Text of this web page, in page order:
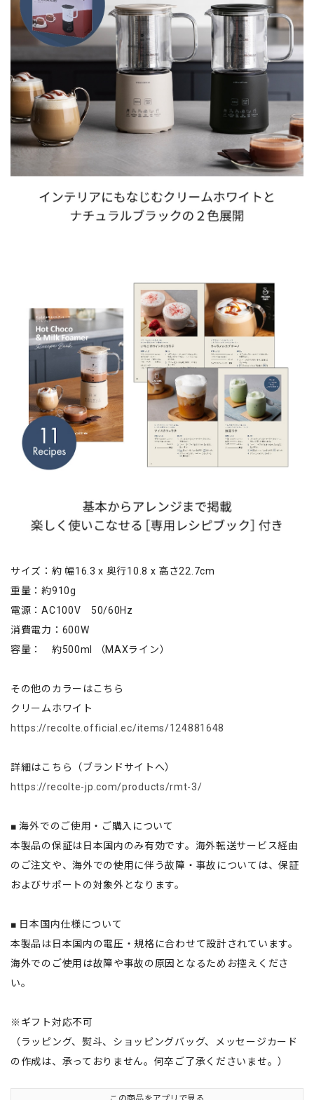
サイズ：約 幅16.3 x 奥行10.8 x 高さ22.7cm
重量：約910g
電源：AC100V 50/60Hz
消費電力：600W
容量： 約500ml （MAXライン）
その他のカラーはこちら
クリームホワイト
https://recolte.official.ec/items/124881648
詳細はこちら（ブランドサイトへ）
https://recolte-jp.com/products/rmt-3/
■ 海外でのご使用・ご購入について
本製品の保証は日本国内のみ有効です。海外転送サービス経由
のご注文や、海外での使用に伴う故障・事故については、保証
およびサポートの対象外となります。
■ 日本国内仕様について
本製品は日本国内の電圧・規格に合わせて設計されています。
海外でのご使用は故障や事故の原因となるためお控えくださ
い。
※ギフト対応不可
（ラッピング、熨斗、ショッピングバッグ、メッセージカード
の作成は、承っておりません。何卒ご了承くださいませ。）